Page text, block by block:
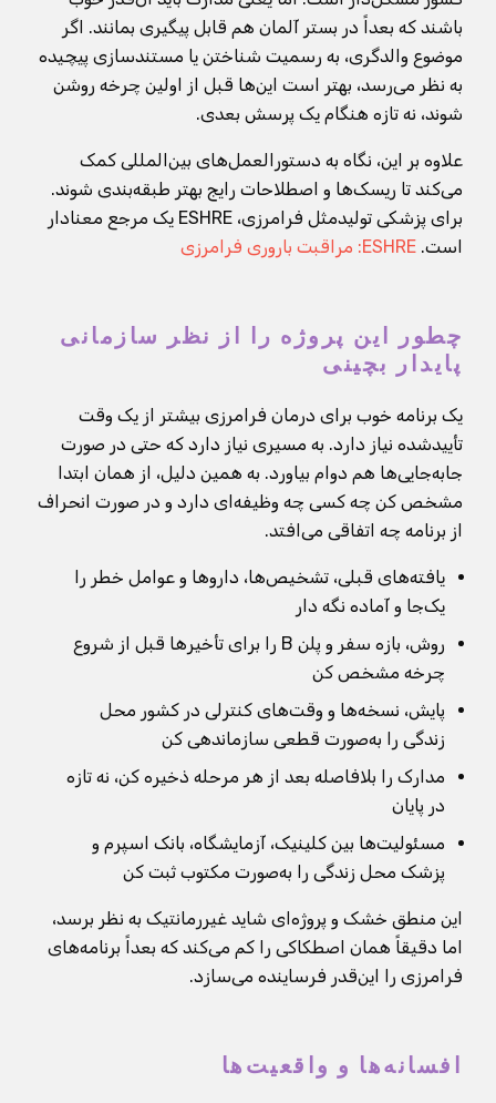
باشند که بعداً در بستر آلمان هم قابل پیگیری بمانند. اگر
موضوع والدگری، به رسمیت شناختن یا مستندسازی پیچیده
به نظر می‌رسد، بهتر است این‌ها قبل از اولین چرخه روشن
شوند، نه تازه هنگام یک پرسش بعدی.
علاوه بر این، نگاه به دستورالعمل‌های بین‌المللی کمک
می‌کند تا ریسک‌ها و اصطلاحات رایج بهتر طبقه‌بندی شوند.
برای پزشکی تولیدمثل فرامرزی، ESHRE یک مرجع معنادار
است. ESHRE: مراقبت باروری فرامرزی
چطور این پروژه را از نظر سازمانی
پایدار بچینی
یک برنامه خوب برای درمان فرامرزی بیشتر از یک وقت
تأییدشده نیاز دارد. به مسیری نیاز دارد که حتی در صورت
جابه‌جایی‌ها هم دوام بیاورد. به همین دلیل، از همان ابتدا
مشخص کن چه کسی چه وظیفه‌ای دارد و در صورت انحراف
از برنامه چه اتفاقی می‌افتد.
یافته‌های قبلی، تشخیص‌ها، داروها و عوامل خطر را
یک‌جا و آماده نگه دار
روش، بازه سفر و پلن B را برای تأخیرها قبل از شروع
چرخه مشخص کن
پایش، نسخه‌ها و وقت‌های کنترلی در کشور محل
زندگی را به‌صورت قطعی سازماندهی کن
مدارک را بلافاصله بعد از هر مرحله ذخیره کن، نه تازه
در پایان
مسئولیت‌ها بین کلینیک، آزمایشگاه، بانک اسپرم و
پزشک محل زندگی را به‌صورت مکتوب ثبت کن
این منطق خشک و پروژه‌ای شاید غیررمانتیک به نظر برسد،
اما دقیقاً همان اصطکاکی را کم می‌کند که بعداً برنامه‌های
فرامرزی را این‌قدر فرساینده می‌سازد.
افسانه‌ها و واقعیت‌ها